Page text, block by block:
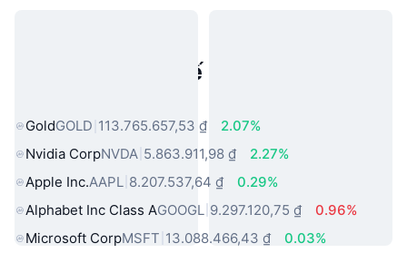
Tài sản trong thế giới thực phổ
GoldGOLD 113.765.657,53 ₫
2.07%
Nvidia CorpNVDA 5.863.911,98 ₫
2.27%
Apple Inc.AAPL 8.207.537,64 ₫
0.29%
Alphabet Inc Class AGOOGL 9.297.120,75 ₫
0.96%
Microsoft CorpMSFT 13.088.466,43 ₫
0.03%